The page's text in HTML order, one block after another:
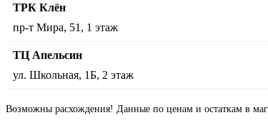
ТРК Клён
пр-т Мира, 51, 1 этаж
ТЦ Апельсин
ул. Школьная, 1Б, 2 этаж
Возможны расхождения! Данные по ценам и остаткам в